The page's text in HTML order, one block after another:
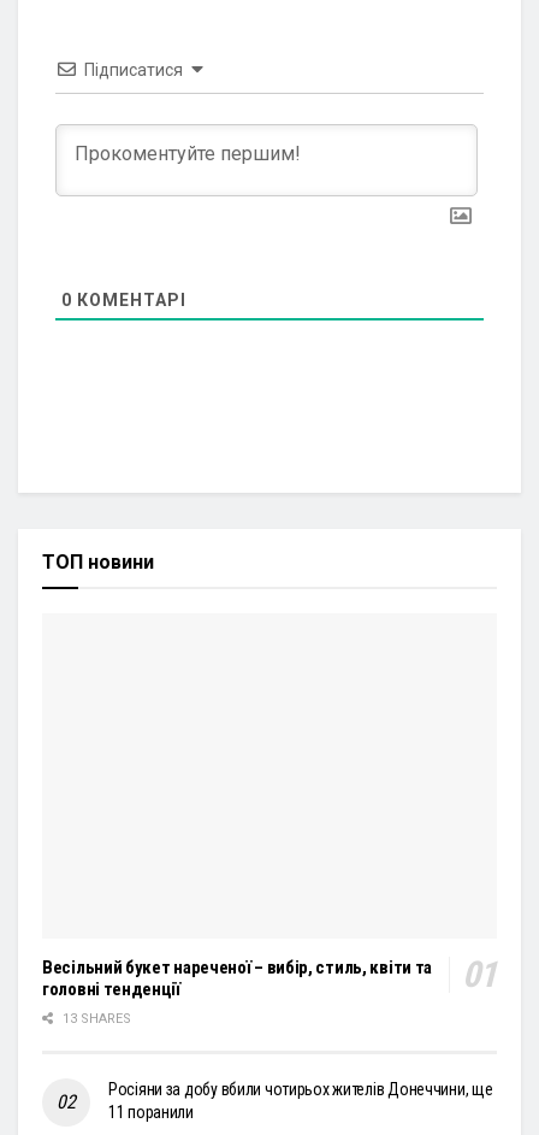
Підписатися
0 КОМЕНТАРІ
ТОП новини
Весільний букет нареченої – вибір, стиль, квіти та
головні тенденції
13 SHARES
Росіяни за добу вбили чотирьох жителів Донеччини, ще
11 поранили